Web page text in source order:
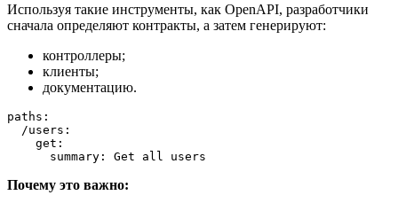
Используя такие инструменты, как OpenAPI, разработчики
сначала определяют контракты, а затем генерируют:
контроллеры;
клиенты;
документацию.
paths:
      summary: Get all users
Почему это важно: